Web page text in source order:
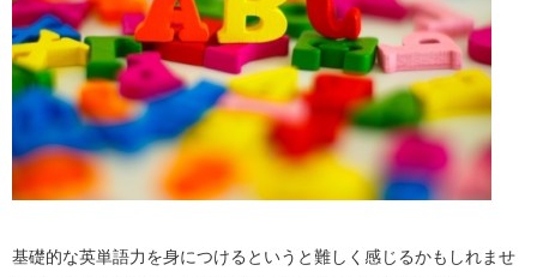
基礎的な英単語力を身につけるというと難しく感じるかもしれませ